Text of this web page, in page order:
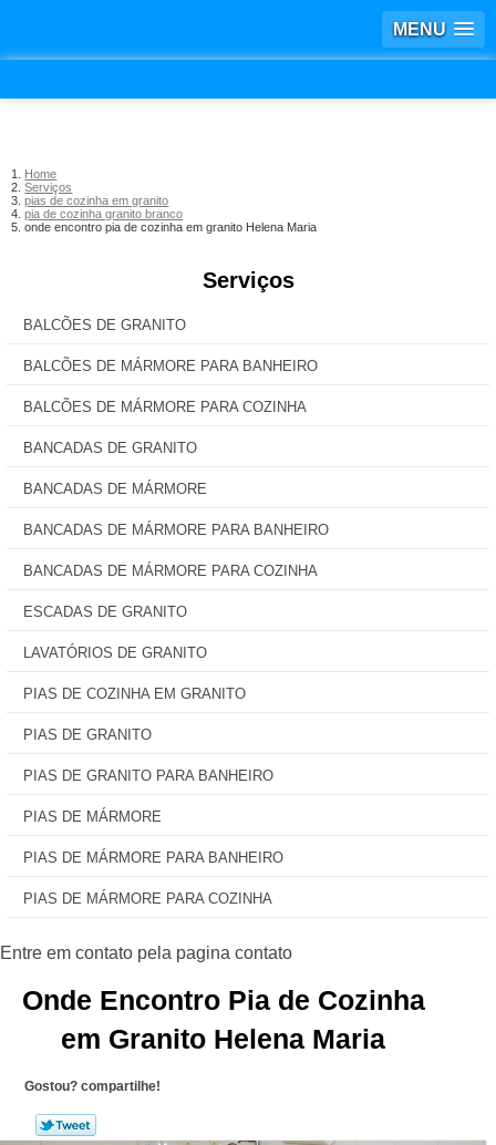
MENU
Home
Serviços
pias de cozinha em granito
pia de cozinha granito branco
onde encontro pia de cozinha em granito Helena Maria
Serviços
BALCÕES DE GRANITO
BALCÕES DE MÁRMORE PARA BANHEIRO
BALCÕES DE MÁRMORE PARA COZINHA
BANCADAS DE GRANITO
BANCADAS DE MÁRMORE
BANCADAS DE MÁRMORE PARA BANHEIRO
BANCADAS DE MÁRMORE PARA COZINHA
ESCADAS DE GRANITO
LAVATÓRIOS DE GRANITO
PIAS DE COZINHA EM GRANITO
PIAS DE GRANITO
PIAS DE GRANITO PARA BANHEIRO
PIAS DE MÁRMORE
PIAS DE MÁRMORE PARA BANHEIRO
PIAS DE MÁRMORE PARA COZINHA
Onde Encontro Pia de Cozinha
em Granito Helena Maria
Gostou? compartilhe!